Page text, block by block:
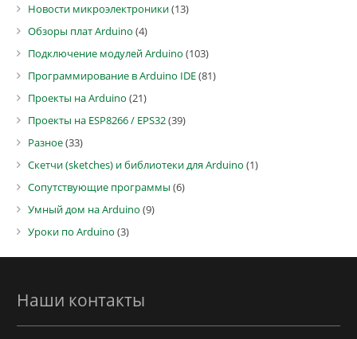
Новости микроэлектроники(13)
Обзоры плат Arduino (4)
Подключение модулей Arduino (103)
Программирование в Arduino IDE(81)
Проекты на Arduino (21)
Проекты на ESP8266 / EPS32(39)
Разное(33)
Скетчи (sketches) и библиотеки для Arduino (1)
Сопутствующие программы (6)
Умный дом на Arduino (9)
Уроки по Arduino (3)
Наши контакты